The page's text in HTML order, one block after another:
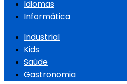
Idiomas
Informática
Industrial
Kids
Saúde
Gastronomia